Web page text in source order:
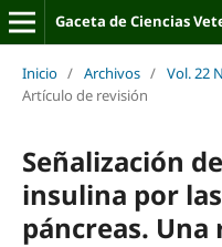
Gaceta de Ciencias
Inicio / Archivos / Vol. 22
Artículo de revisión
Señalización
insulina por
páncreas. Una